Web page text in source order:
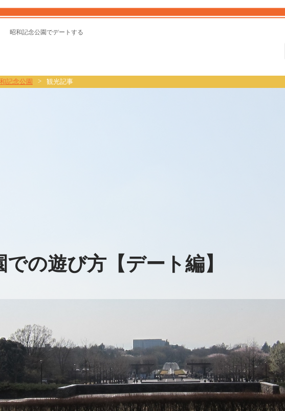
昭和記念公園でデートする
すけ
記念公園 > 観光記事
の遊び方【デート編】